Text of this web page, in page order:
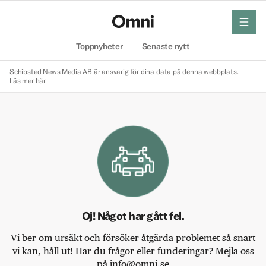
Toppnyheter Senaste nytt
meny
Schibsted News Media AB är ansvarig för dina data på denna webbplats.
Läs mer här
Oj! Något har gått fel.
Vi ber om ursäkt och försöker åtgärda problemet så snart
vi kan, håll ut! Har du frågor eller funderingar? Mejla oss